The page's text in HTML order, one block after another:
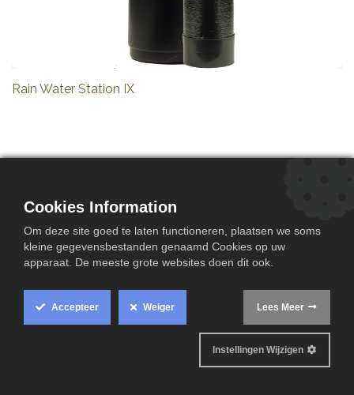
Rain Water Station IX
Cookies Information
Om deze site goed te laten functioneren, plaatsen we soms
kleine gegevensbestanden genaamd Cookies op uw
apparaat. De meeste grote websites doen dit ook.
Accepteer Weiger Lees Meer
Instellingen Wijzigen